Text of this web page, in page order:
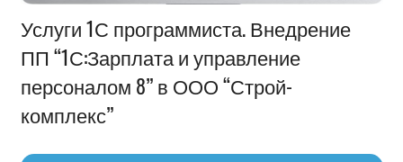
Информация
Услуги 1С программиста. Внедрение
ПП “1С:Зарплата и управление
персоналом 8” в ООО “Строй-
комплекс”